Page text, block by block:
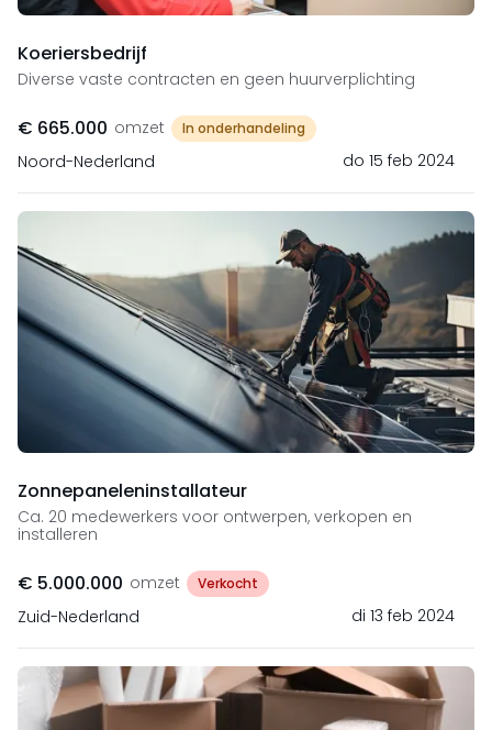
Koeriersbedrijf
Diverse vaste contracten en geen huurverplichting
€ 665.000 omzet In onderhandeling
Noord-Nederland do 15 feb 2024
Zonnepaneleninstallateur
Ca. 20 medewerkers voor ontwerpen, verkopen en
installeren
€ 5.000.000 omzet Verkocht
Zuid-Nederland di 13 feb 2024